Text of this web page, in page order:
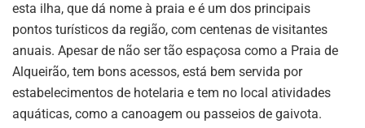
esta ilha, que dá nome à praia e é um dos principais
pontos turísticos da região, com centenas de visitantes
anuais. Apesar de não ser tão espaçosa como a Praia de
Alqueirão, tem bons acessos, está bem servida por
estabelecimentos de hotelaria e tem no local atividades
aquáticas, como a canoagem ou passeios de gaivota.